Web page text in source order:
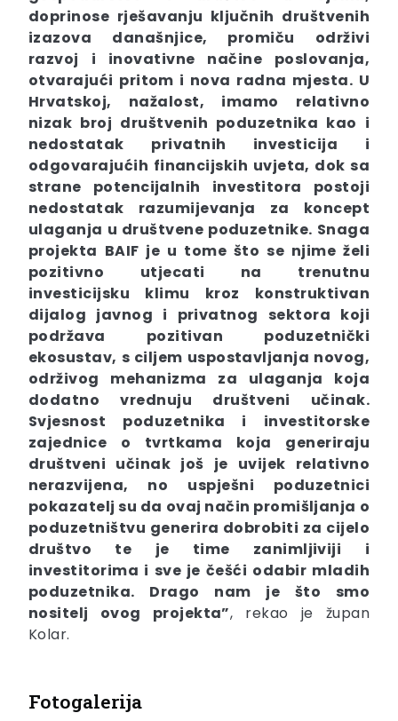
doprinose rješavanju ključnih društvenih
izazova današnjice, promiču održivi
razvoj i inovativne načine poslovanja,
otvarajući pritom i nova radna mjesta. U
Hrvatskoj, nažalost, imamo relativno
nizak broj društvenih poduzetnika kao i
nedostatak privatnih investicija i
odgovarajućih financijskih uvjeta, dok sa
strane potencijalnih investitora postoji
nedostatak razumijevanja za koncept
ulaganja u društvene poduzetnike. Snaga
projekta BAIF je u tome što se njime želi
pozitivno utjecati na trenutnu
investicijsku klimu kroz konstruktivan
dijalog javnog i privatnog sektora koji
podržava pozitivan poduzetnički
ekosustav, s ciljem uspostavljanja novog,
održivog mehanizma za ulaganja koja
dodatno vrednuju društveni učinak.
Svjesnost poduzetnika i investitorske
zajednice o tvrtkama koja generiraju
društveni učinak još je uvijek relativno
nerazvijena, no uspješni poduzetnici
pokazatelj su da ovaj način promišljanja o
poduzetništvu generira dobrobiti za cijelo
društvo te je time zanimljiviji i
investitorima i sve je češći odabir mladih
poduzetnika. Drago nam je što smo
nositelj ovog projekta”, rekao je župan
Kolar.
Fotogalerija